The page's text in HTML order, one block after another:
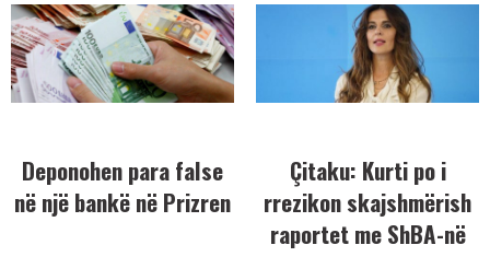
Deponohen para false
në një bankë në Prizren
Çitaku: Kurti po i
rrezikon skajshmërish
raportet me ShBA-në